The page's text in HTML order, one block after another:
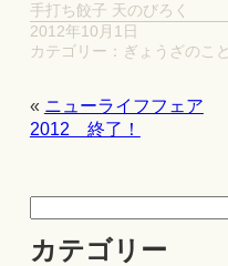
手打ち餃子 天のびろく
2012年10月1日
カテゴリー： ぎょうざのこと
« ニューライフフェア
2012 終了！
カテゴリー